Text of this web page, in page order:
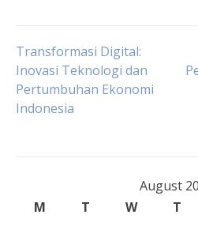
Post
navigation
Transformasi Digital:
Inovasi Teknologi dan
Pertumbuhan Ekonomi
Indonesia
August
M
T W T